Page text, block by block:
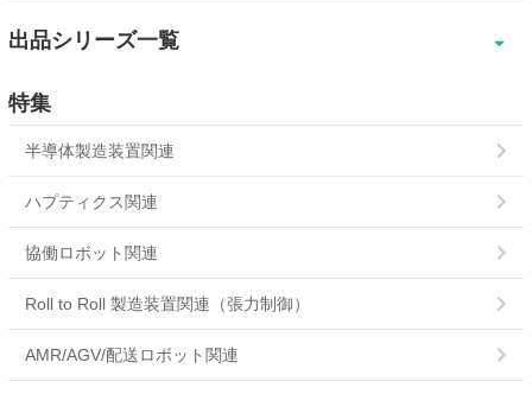
出品シリーズ一覧
特集
半導体製造装置関連
ハプティクス関連
協働ロボット関連
Roll to Roll 製造装置関連（張力制御）
AMR/AGV/配送ロボット関連